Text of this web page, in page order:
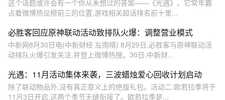
这个话题或许会有一个你从未想过的答案——《光遇》。它常年霸
占着微博热议榜前三的位置,游戏相关超话排名前十里...
必胜客回应原神联动活动致排队火爆：调整营业模式
中新网8月30日电(中新财经 左雨晴) 8月29日,必胜客与原神联动活
动排队火爆引发关注,并登上微博热搜。30日,中新财...
光遇：11月活动集体来袭，三波蜡烛爱心回收计划启动
除了联动物品外,没有真正意义上的绝版礼包。活动二:欧若拉季将于
11月3日开启,这两个季节无缝衔接了。欧若拉季是...